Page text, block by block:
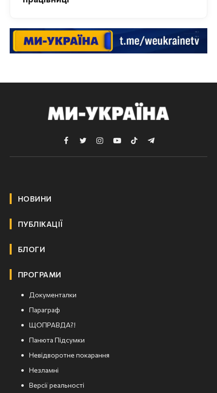
FacebookTwitterInstagramYouTubeTikTokTelegram
НОВИНИ
ПУБЛІКАЦІЇ
БЛОГИ
ПРОГРАМИ
Документалки
Параграф
ЩОПРАВДА?!
Панюта Підсумки
Невідворотне покарання
Незламні
Версії реальності